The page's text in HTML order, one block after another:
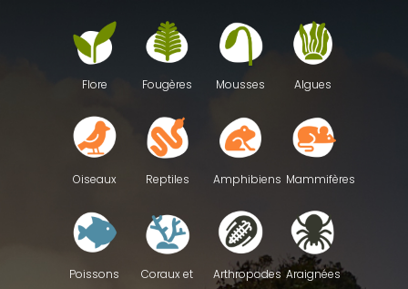
Flore Fougères Mousses Algues
Oiseaux Reptiles Amphibiens Mammifères
Poissons
Coraux et
Arthropodes Araignées